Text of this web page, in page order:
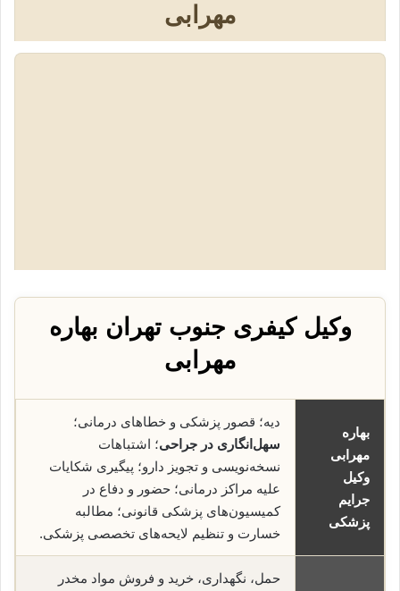
مهرابی
وکیل کیفری جنوب تهران بهاره
مهرابی
بهاره
مهرابی
وکیل
جرایم
پزشکی
دیه؛ قصور پزشکی و خطاهای درمانی؛
سهل‌انگاری در جراحی؛ اشتباهات
نسخه‌نویسی و تجویز دارو؛ پیگیری شکایات
علیه مراکز درمانی؛ حضور و دفاع در
کمیسیون‌های پزشکی قانونی؛ مطالبه
خسارت و تنظیم لایحه‌های تخصصی پزشکی.
حمل، نگهداری، خرید و فروش مواد مخدر